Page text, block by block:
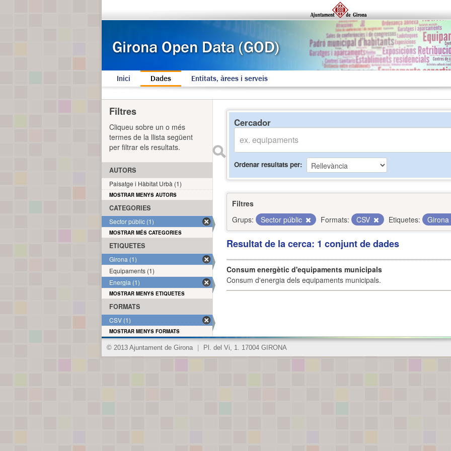
Inici Dades Entitats, àrees i serveis
Cercador
Ordenar resultats per
Filtres
Grups:
Sector públic Formats: CSV Etiquetes: Girona
Resultat de la cerca: 1 conjunt de dades
Consum energètic d'equipaments municipals
Consum d'energia dels equipaments municipals.
Filtres
Cliqueu sobre un o més
termes de la llista següent
per filtrar els resultats.
AUTORS
Paisatge i Hàbitat Urbà (1)
MOSTRAR MENYS AUTORS
CATEGORIES
Sector públic (1)
MOSTRAR MÉS CATEGORIES
ETIQUETES
Girona (1)
Equipaments (1)
Energia (1)
MOSTRAR MENYS ETIQUETES
FORMATS
CSV (1)
MOSTRAR MENYS FORMATS
© 2013 Ajuntament de Girona Pl. del Vi, 1. 17004 GIRONA